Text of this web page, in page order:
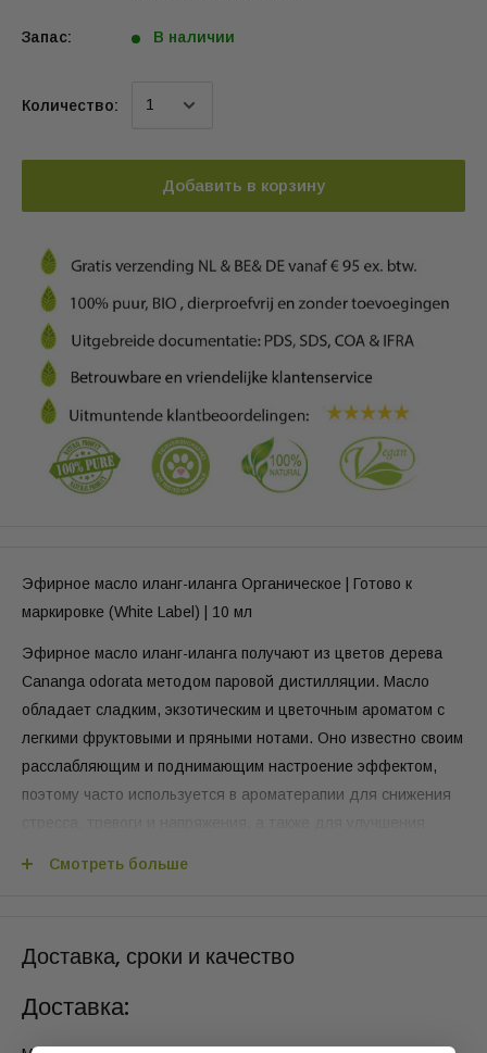
Запас: В наличии
Количество:
Добавить в корзину
Эфирное масло иланг-иланга Органическое | Готово к
маркировке (White Label) | 10 мл
Эфирное масло иланг-иланга получают из цветов дерева
Cananga odorata методом паровой дистилляции. Масло
обладает сладким, экзотическим и цветочным ароматом с
легкими фруктовыми и пряными нотами. Оно известно своим
расслабляющим и поднимающим настроение эффектом,
поэтому часто используется в ароматерапии для снижения
смягчить кожу.
Упаковка «White Label» делает этот набор идеальным для
Смотреть больше
Доставка, сроки и качество
Доставка: